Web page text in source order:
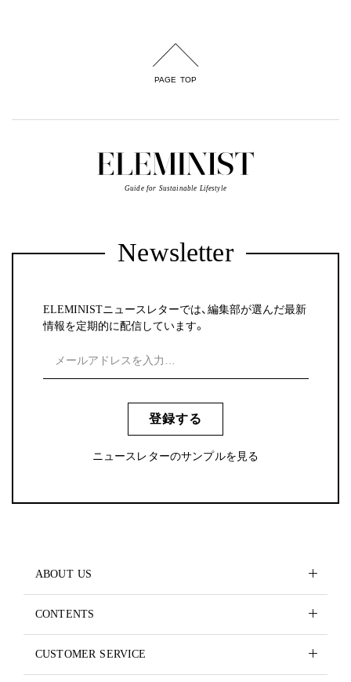
PAGE TOP
Guide for Sustainable Lifestyle
Newsletter
ELEMINISTニュースレターでは、編集部が選んだ最新
情報を定期的に配信しています。
登録する
ニュースレターのサンプルを見る
ABOUT US
CONTENTS
CUSTOMER SERVICE